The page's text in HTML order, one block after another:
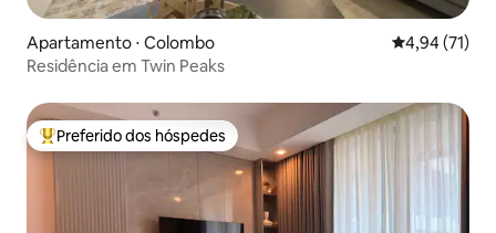
Apartamento ⋅ Colombo 4,94 de uma
4,94 (71)
Residência em Twin Peaks
Entre os melhores preferidos dos hóspedes
Preferido dos hóspedes